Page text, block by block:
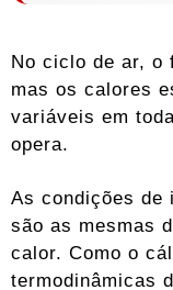
No ciclo de ar, o
mas os calores
variáveis ​​em
opera.
As condições de
são as mesmas
calor. Como o
termodinâmicas